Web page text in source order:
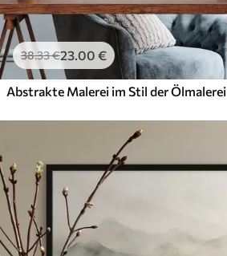
38.33€23.00 €
Abstrakte Malerei im Stil der Ölmalerei